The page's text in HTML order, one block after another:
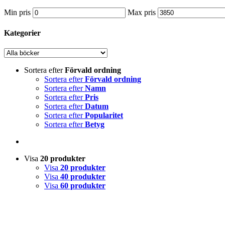
Min pris Max pris
Kategorier
Sortera efterFörvald ordning
Sortera efterFörvald ordning
Sortera efterNamn
Sortera efterPris
Sortera efterDatum
Sortera efterPopularitet
Sortera efterBetyg
Visa 20 produkter
Visa 20 produkter
Visa 40 produkter
Visa 60 produkter